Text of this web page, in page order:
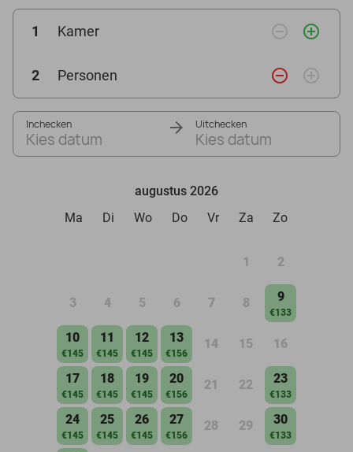
1 Kamer remove_circle_outline add_circle_outline
2 Personen remove_circle_outline add_circle_outline
Inchecken
Kies datum
Uitchecken
Kies datum
augustus 2026
Ma
Di Wo Do Vr Za Zo
1 2
3 4 5 6 7 8 9
€133
10
€145
11
€145
12
€145
13
€156
14 15 16
17
€145
18
€145
19
€145
20
€156
21 22 23
€133
24
€145
25
€145
26
€145
27
€156
28 29 30
€133